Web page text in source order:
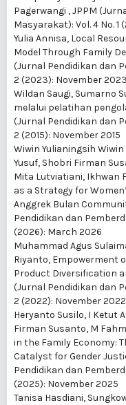
Pagerwangi ,JPPM
Masyarakat): Vol. 4 No. 1
Yulia Annisa, Local
Model Through Family
(Jurnal Pendidikan dan
2 (2023): November 2023
Wildan Saugi, Sumarno
melalui pelatihan
(Jurnal Pendidikan dan
2 (2015): November 2015
Wiwin Yulianingsih
Yusuf, Shobri Firman
Mita Lutviatiani, Ikhwan
as a Strategy for
Anggrek Bulan
Pendidikan dan
(2026): March 2026
Muhammad Agus
Riyanto, Empowerment
Product Diversification
(Jurnal Pendidikan dan
2 (2022): November 2022
Heryanto Susilo, I Ketut
Firman Susanto, M
in the Family Economy:
Catalyst for Gender
Pendidikan dan
(2025): November 2025
Tanisa Hasdiani,